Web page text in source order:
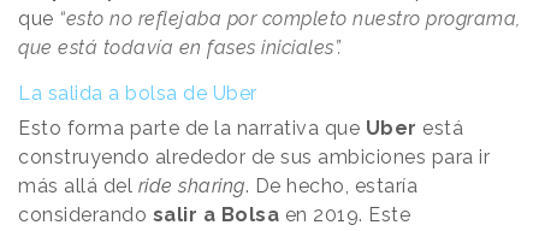
que “esto no reflejaba por completo nuestro programa,
que está todavía en fases iniciales”.
La salida a bolsa de Uber
Esto forma parte de la narrativa que Uber está
construyendo alrededor de sus ambiciones para ir
más allá del ride sharing. De hecho, estaría
considerando salir a Bolsa en 2019. Este